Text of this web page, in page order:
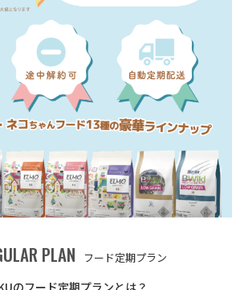
PLAN フード定期プラン
のフード定期プランとは？